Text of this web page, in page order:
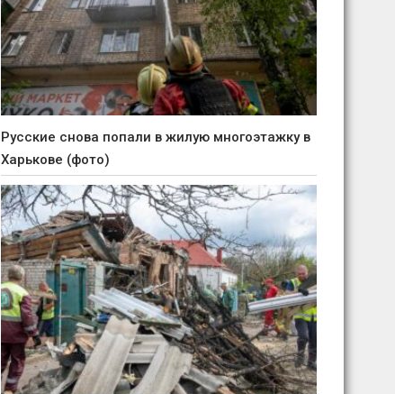
Русские снова попали в жилую многоэтажку в
Харькове (фото)